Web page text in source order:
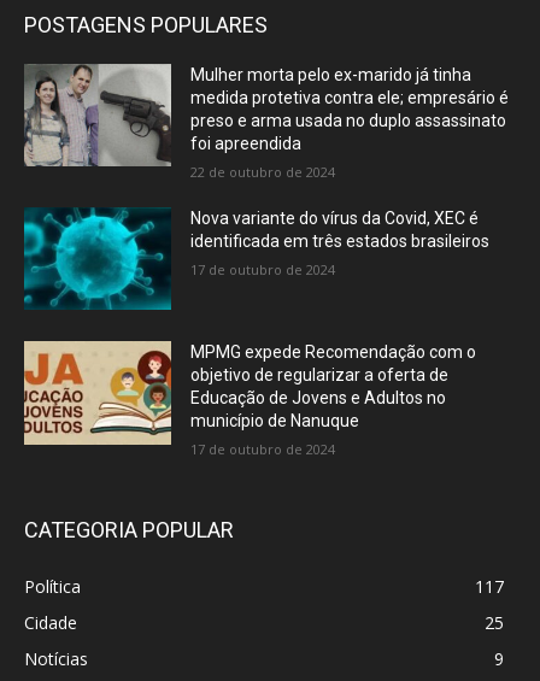
POSTAGENS POPULARES
Mulher morta pelo ex-marido já tinha
medida protetiva contra ele; empresário é
preso e arma usada no duplo assassinato
foi apreendida
22 de outubro de 2024
Nova variante do vírus da Covid, XEC é
identificada em três estados brasileiros
17 de outubro de 2024
MPMG expede Recomendação com o
objetivo de regularizar a oferta de
Educação de Jovens e Adultos no
município de Nanuque
17 de outubro de 2024
CATEGORIA POPULAR
Política
117
Cidade
25
Notícias
9